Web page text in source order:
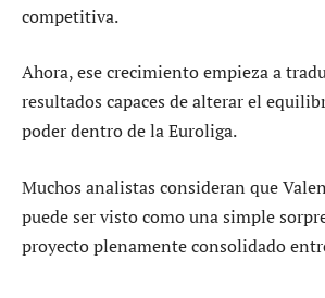
competitiva.
Ahora, ese crecimiento empieza a
resultados capaces de alterar el
poder dentro de la Euroliga.
Muchos analistas consideran que
puede ser visto como una simple
proyecto plenamente consolidado